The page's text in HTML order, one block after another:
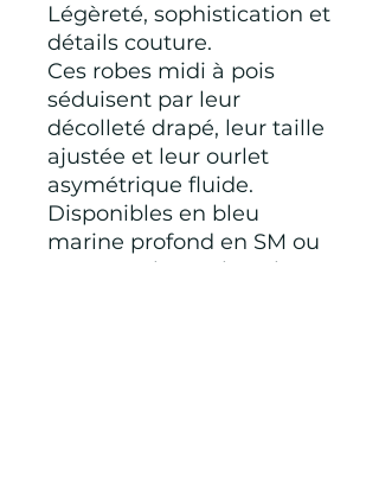
Légèreté, sophistication et
détails couture.
Ces robes midi à pois
séduisent par leur
décolleté drapé, leur taille
ajustée et leur ourlet
asymétrique fluide.
Disponibles en bleu
marine profond en SM ou
ML ou en brun chocolat